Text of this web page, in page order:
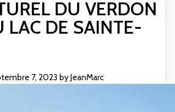
DU VERDON
LAC DE SAINTE-
7, 2023 byJeanMarc